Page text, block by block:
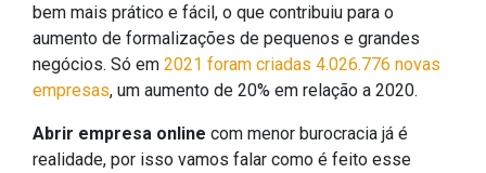
bem mais prático e fácil, o que contribuiu para o
aumento de formalizações de pequenos e grandes
negócios. Só em 2021 foram criadas 4.026.776 novas
empresas, um aumento de 20% em relação a 2020.
Abrir empresa online com menor burocracia já é
realidade, por isso vamos falar como é feito esse